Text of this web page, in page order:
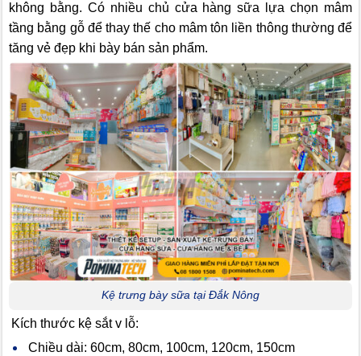
không bằng. Có nhiều chủ cửa hàng sữa lựa chọn mâm
tầng bằng gỗ để thay thế cho mâm tôn liền thông thường để
tăng vẻ đẹp khi bày bán sản phẩm.
Kệ trưng bày sữa tại Đắk Nông
Kích thước kệ sắt v lỗ:
Chiều dài: 60cm, 80cm, 100cm, 120cm, 150cm